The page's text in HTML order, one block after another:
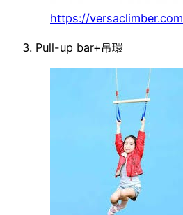
https://versaclimber.com
3. Pull-up bar+吊環